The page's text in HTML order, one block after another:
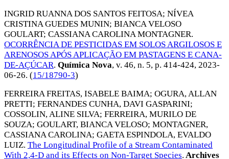
INGRID RUANNA DOS SANTOS FEITOSA; NÍVEA
CRISTINA GUEDES MUNIN; BIANCA VELOSO
GOULART; CASSIANA CAROLINA MONTAGNER.
OCORRÊNCIA DE PESTICIDAS EM SOLOS ARGILOSOS E
ARENOSOS APÓS APLICAÇÃO EM PASTAGENS E CANA-
DE-AÇÚCAR. Química Nova, v. 46, n. 5, p. 414-424, 2023-
06-26. (15/18790-3)
FERREIRA FREITAS, ISABELE BAIMA; OGURA, ALLAN
PRETTI; FERNANDES CUNHA, DAVI GASPARINI;
COSSOLIN, ALINE SILVA; FERREIRA, MURILO DE
SOUZA; GOULART, BIANCA VELOSO; MONTAGNER,
CASSIANA CAROLINA; GAETA ESPINDOLA, EVALDO
LUIZ. The Longitudinal Profile of a Stream Contaminated
With 2,4-D and its Effects on Non-Target Species. Archives